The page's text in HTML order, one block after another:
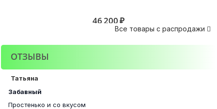
46 200 ₽
Все товары с распродажи 
ОТЗЫВЫ
Татьяна
Забавный
Простенько и со вкусом